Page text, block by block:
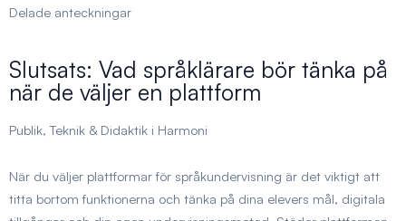
Delade anteckningar
Slutsats: Vad språklärare bör tänka på
när de väljer en plattform
Publik, Teknik & Didaktik i Harmoni
När du väljer plattformar för språkundervisning är det viktigt att
titta bortom funktionerna och tänka på dina elevers mål, digitala